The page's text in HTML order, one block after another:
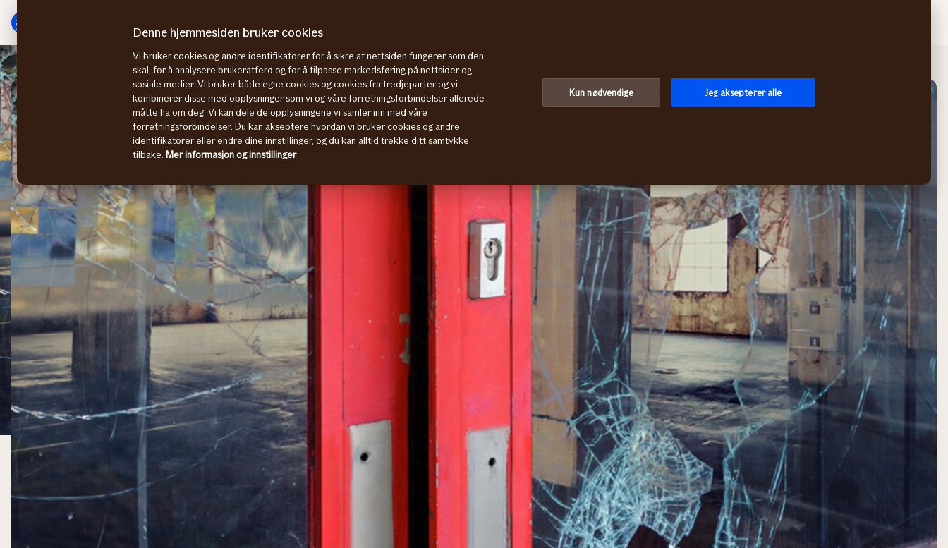
innhold
Stopp tyven på byggeplassen
Denne hjemmesiden bruker cookies
Vi bruker cookies og andre identifikatorer for å sikre at nettsiden fungerer som den
skal, for å analysere brukeratferd og for å tilpasse markedsføring på nettsider og
sosiale medier. Vi bruker både egne cookies og cookies fra tredjeparter og vi
kombinerer disse med opplysninger som vi og våre forretningsforbindelser allerede
måtte ha om deg. Vi kan dele de opplysningene vi samler inn med våre
forretningsforbindelser. Du kan akseptere hvordan vi bruker cookies og andre
identifikatorer eller endre dine innstillinger, og du kan alltid trekke ditt samtykke
tilbake. Mer informasjon og innstillinger
Kun nødvendige Jeg aksepterer alle